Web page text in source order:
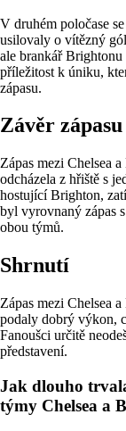
V druhém poločase
usilovaly o vítězný
ale brankář
příležitost k úniku,
zápasu.
Závěr zápasu
Zápas mezi Chelsea
odcházela z hřiště s
hostující Brighton,
byl vyrovnaný zápas
obou týmů.
Shrnutí
Zápas mezi Chelsea
podaly dobrý výkon,
Fanoušci určitě
představení.
Jak dlouho
týmy Chelsea a